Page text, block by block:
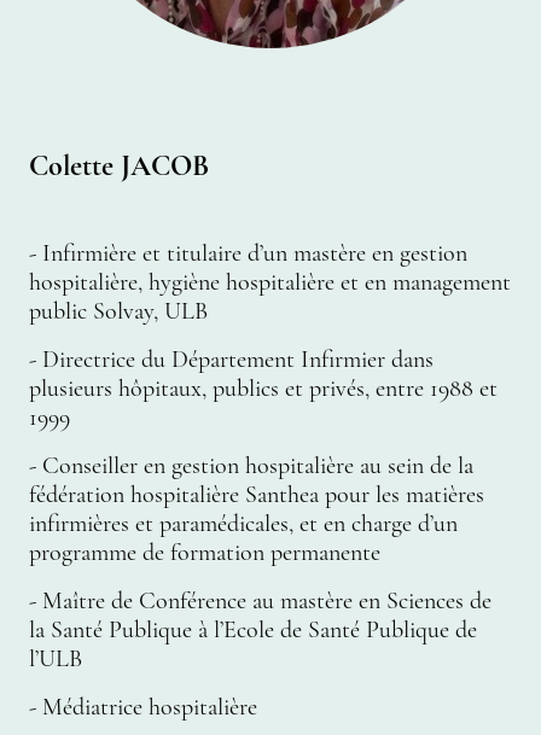
Colette JACOB
- Infirmière et titulaire d’un mastère en gestion
hospitalière, hygiène hospitalière et en management
public Solvay, ULB
- Directrice du Département Infirmier dans
plusieurs hôpitaux, publics et privés, entre 1988 et
1999
- Conseiller en gestion hospitalière au sein de la
fédération hospitalière Santhea pour les matières
infirmières et paramédicales, et en charge d’un
programme de formation permanente
- Maître de Conférence au mastère en Sciences de
la Santé Publique à l’Ecole de Santé Publique de
l’ULB
- Médiatrice hospitalière